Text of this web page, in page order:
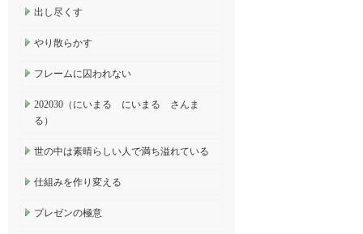
出し尽くす
やり散らかす
フレームに囚われない
202030（にいまる にいまる さんま
る）
世の中は素晴らしい人で満ち溢れている
仕組みを作り変える
プレゼンの極意